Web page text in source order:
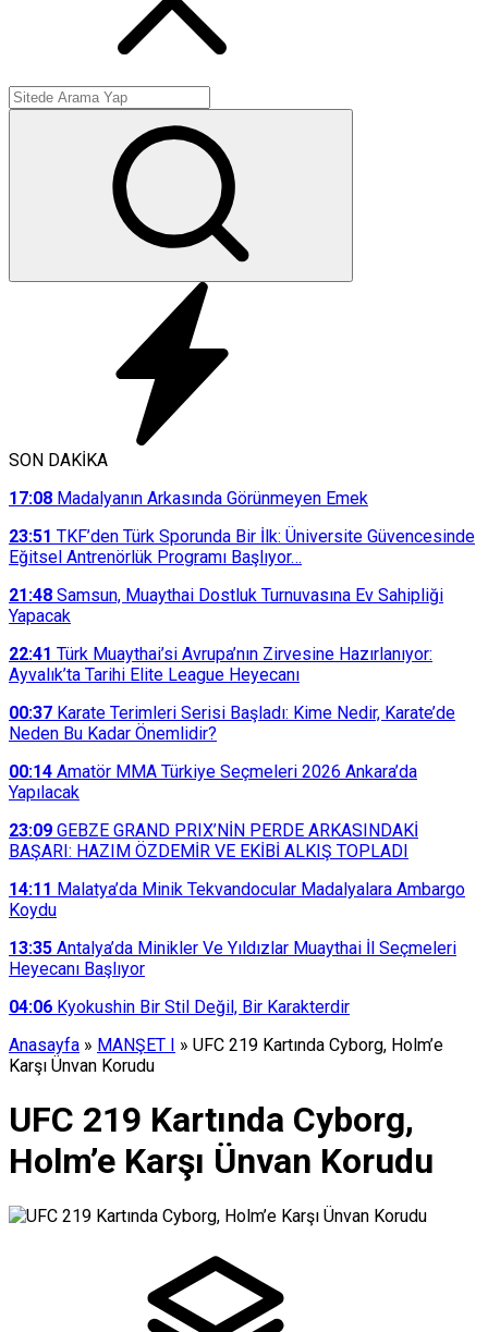
SON DAKİKA
17:08 Madalyanın Arkasında Görünmeyen Emek
23:51 TKF’den Türk Sporunda Bir İlk: Üniversite Güvencesinde
Eğitsel Antrenörlük Programı Başlıyor…
21:48 Samsun, Muaythai Dostluk Turnuvasına Ev Sahipliği
Yapacak
22:41 Türk Muaythai’si Avrupa’nın Zirvesine Hazırlanıyor:
Ayvalık’ta Tarihi Elite League Heyecanı
00:37 Karate Terimleri Serisi Başladı: Kime Nedir, Karate’de
Neden Bu Kadar Önemlidir?
00:14 Amatör MMA Türkiye Seçmeleri 2026 Ankara’da
Yapılacak
23:09 GEBZE GRAND PRIX’NİN PERDE ARKASINDAKİ
BAŞARI: HAZIM ÖZDEMİR VE EKİBİ ALKIŞ TOPLADI
14:11 Malatya’da Minik Tekvandocular Madalyalara Ambargo
Koydu
13:35 Antalya’da Minikler Ve Yıldızlar Muaythai İl Seçmeleri
Heyecanı Başlıyor
04:06 Kyokushin Bir Stil Değil, Bir Karakterdir
Anasayfa » MANŞET I » UFC 219 Kartında Cyborg, Holm’e
Karşı Ünvan Korudu
UFC 219 Kartında Cyborg,
Holm’e Karşı Ünvan Korudu